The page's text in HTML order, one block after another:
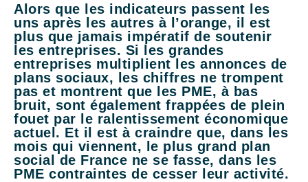
Alors que les indicateurs passent les
uns après les autres à l’orange, il est
plus que jamais impératif de soutenir
les entreprises. Si les grandes
entreprises multiplient les annonces de
plans sociaux, les chiffres ne trompent
pas et montrent que les PME, à bas
bruit, sont également frappées de plein
fouet par le ralentissement économique
actuel. Et il est à craindre que, dans les
mois qui viennent, le plus grand plan
social de France ne se fasse, dans les
PME contraintes de cesser leur activité.